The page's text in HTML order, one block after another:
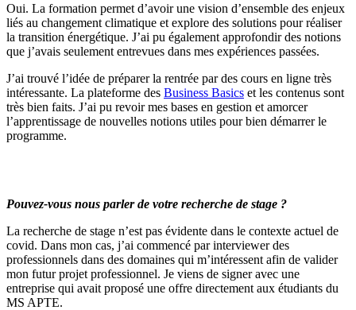
Oui. La formation permet d’avoir une vision d’ensemble des enjeux
liés au changement climatique et explore des solutions pour réaliser
la transition énergétique. J’ai pu également approfondir des notions
que j’avais seulement entrevues dans mes expériences passées.
J’ai trouvé l’idée de préparer la rentrée par des cours en ligne très
intéressante. La plateforme des Business Basics et les contenus sont
très bien faits. J’ai pu revoir mes bases en gestion et amorcer
l’apprentissage de nouvelles notions utiles pour bien démarrer le
programme.
Pouvez-vous nous parler de votre recherche de stage ?
La recherche de stage n’est pas évidente dans le contexte actuel de
covid. Dans mon cas, j’ai commencé par interviewer des
professionnels dans des domaines qui m’intéressent afin de valider
mon futur projet professionnel. Je viens de signer avec une
entreprise qui avait proposé une offre directement aux étudiants du
MS APTE.